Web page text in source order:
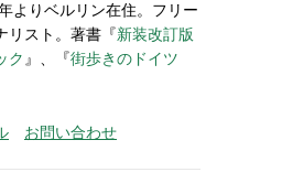
よりベルリン在住。フリー
リスト。著書『新装改訂版
ク』、『街歩きのドイツ
お問い合わせ